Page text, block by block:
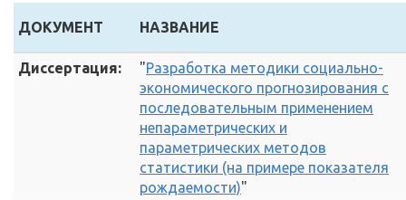
ДОКУМЕНТ НАЗВАНИЕ
Диссертация: "Разработка методики социально-
экономического прогнозирования с
последовательным применением
непараметрических и
параметрических методов
статистики (на примере показателя
рождаемости)"